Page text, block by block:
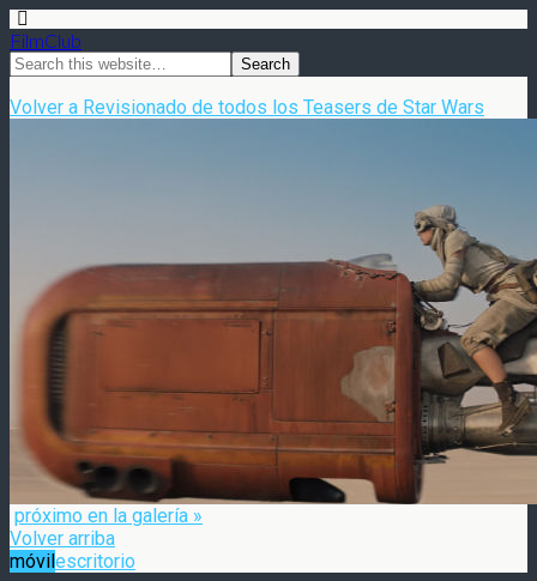
FilmClub
Volver a Revisionado de todos los Teasers de Star Wars
próximo en la galería »
Volver arriba
móvilescritorio